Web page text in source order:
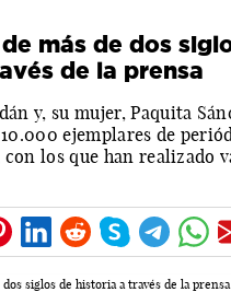
más de dos
de la prensa
y, su mujer, Paquita
ejemplares de
los que han realizado